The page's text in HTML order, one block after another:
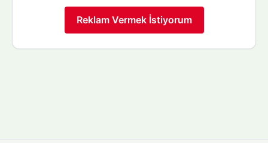
Reklam Vermek İstiyorum